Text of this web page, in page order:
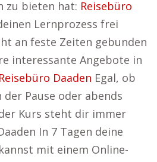
zu bieten hat: Reisebüro
Lernprozess frei
an feste Zeiten gebunden
interessante Angebote in
Reisebüro Daaden Egal, ob
Pause oder abends
Kurs steht dir immer
In 7 Tagen deine
mit einem Online-